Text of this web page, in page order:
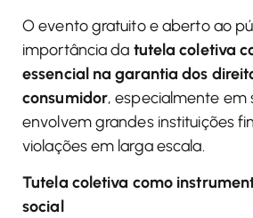
O evento gratuito e aberto ao
importância da tutela coletiva
essencial na garantia dos
consumidor, especialmente em
envolvem grandes instituições
violações em larga escala.
Tutela coletiva como
social